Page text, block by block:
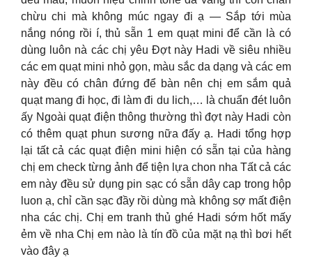
chừu chi mà không múc ngay đi ạ — Sắp tới mùa
nắng nóng rồi í, thủ sẵn 1 em quạt mini để cần là có
dùng luôn nà các chị yêu Đợt này Hadi về siêu nhiều
các em quạt mini nhỏ gọn, màu sắc da dạng và các em
này đều có chân đứng để bàn nên chị em sắm quả
quạt mang đi học, đi làm đi du lich,… là chuẩn đét luôn
ấy Ngoài quạt điện thông thường thì đợt này Hadi còn
có thêm quạt phun sương nữa đấy ạ. Hadi tổng hợp
lại tất cả các quạt điện mini hiện có sẵn tại của hàng
chị em check từng ảnh để tiện lựa chon nha Tất cả các
em này đều sử dụng pin sạc có sẵn dây cap trong hộp
luon ạ, chỉ cần sạc đầy rồi dùng mà không sợ mất điện
nha các chị. Chị em tranh thủ ghé Hadi sớm hốt mấy
ẻm về nha Chị em nào là tín đồ của mặt nạ thì bơi hết
vào đây ạ